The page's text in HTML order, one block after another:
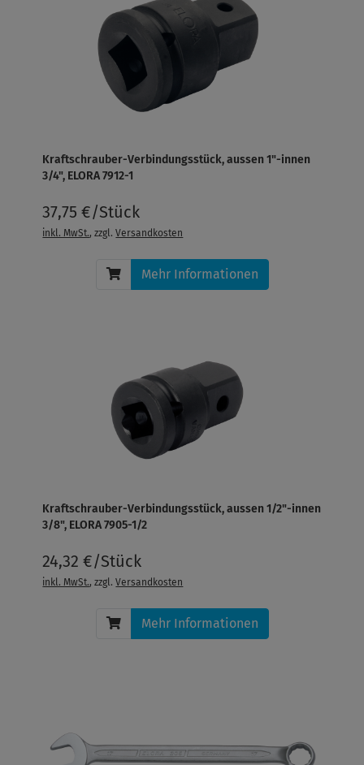
Kraftschrauber-Verbindungsstück, aussen 1"-innen
3/4", ELORA 7912-1
37,75 €/Stück
inkl. MwSt., zzgl.Versandkosten
Mehr Informationen
Kraftschrauber-Verbindungsstück, aussen 1/2"-innen
3/8", ELORA 7905-1/2
24,32 €/Stück
inkl. MwSt., zzgl.Versandkosten
Mehr Informationen